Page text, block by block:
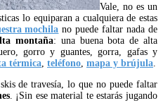
Vale, no es un
lo equiparan a cualquiera de estas
mochila no puede faltar nada de
montaña: una buena bota de alta
gorro y guantes, gorra, gafas y
térmica teléfono mapa y brújula
de travesía, lo que no puede faltar
. ¡Sin ese material te estarás jugando